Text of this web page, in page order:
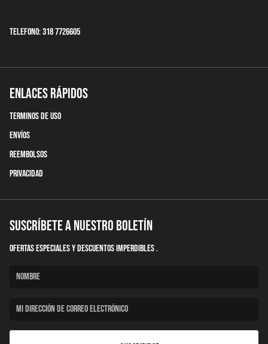
Telefono: 318 7726605
Enlaces Rápidos
terminos de uso
Envíos
Reembolsos
Privacidad
Suscríbete a nuestro boletín
Ofertas Especiales y descuentos imperdibles .